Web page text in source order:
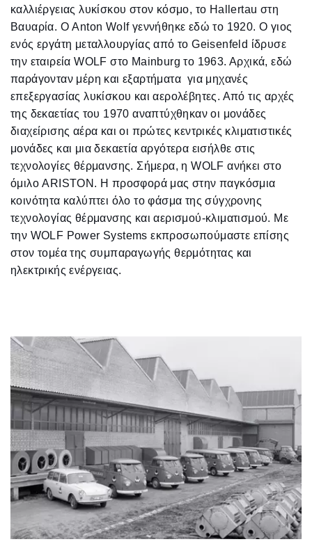
καλλιέργειας λυκίσκου στον κόσμο, το Hallertau στη
Βαυαρία. Ο Anton Wolf γεννήθηκε εδώ το 1920. Ο γιος
ενός εργάτη μεταλλουργίας από το Geisenfeld ίδρυσε
την εταιρεία WOLF στο Mainburg το 1963. Αρχικά, εδώ
παράγονταν μέρη και εξαρτήματα για μηχανές
επεξεργασίας λυκίσκου και αερολέβητες. Από τις αρχές
της δεκαετίας του 1970 αναπτύχθηκαν οι μονάδες
διαχείρισης αέρα και οι πρώτες κεντρικές κλιματιστικές
μονάδες και μια δεκαετία αργότερα εισήλθε στις
τεχνολογίες θέρμανσης. Σήμερα, η WOLF ανήκει στο
όμιλο ARISTON. Η προσφορά μας στην παγκόσμια
κοινότητα καλύπτει όλο το φάσμα της σύγχρονης
τεχνολογίας θέρμανσης και αερισμού-κλιματισμού. Με
την WOLF Power Systems εκπροσωπούμαστε επίσης
στον τομέα της συμπαραγωγής θερμότητας και
ηλεκτρικής ενέργειας.